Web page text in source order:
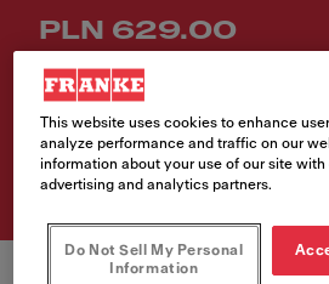
PLN 629.00
Rekomendowana cena katalogowa brutto
Sprawdź
This website uses cookies to enhance
analyze performance and traffic on our
information about your use of our site with
advertising and analytics partners.
Do Not Sell My Personal
Information